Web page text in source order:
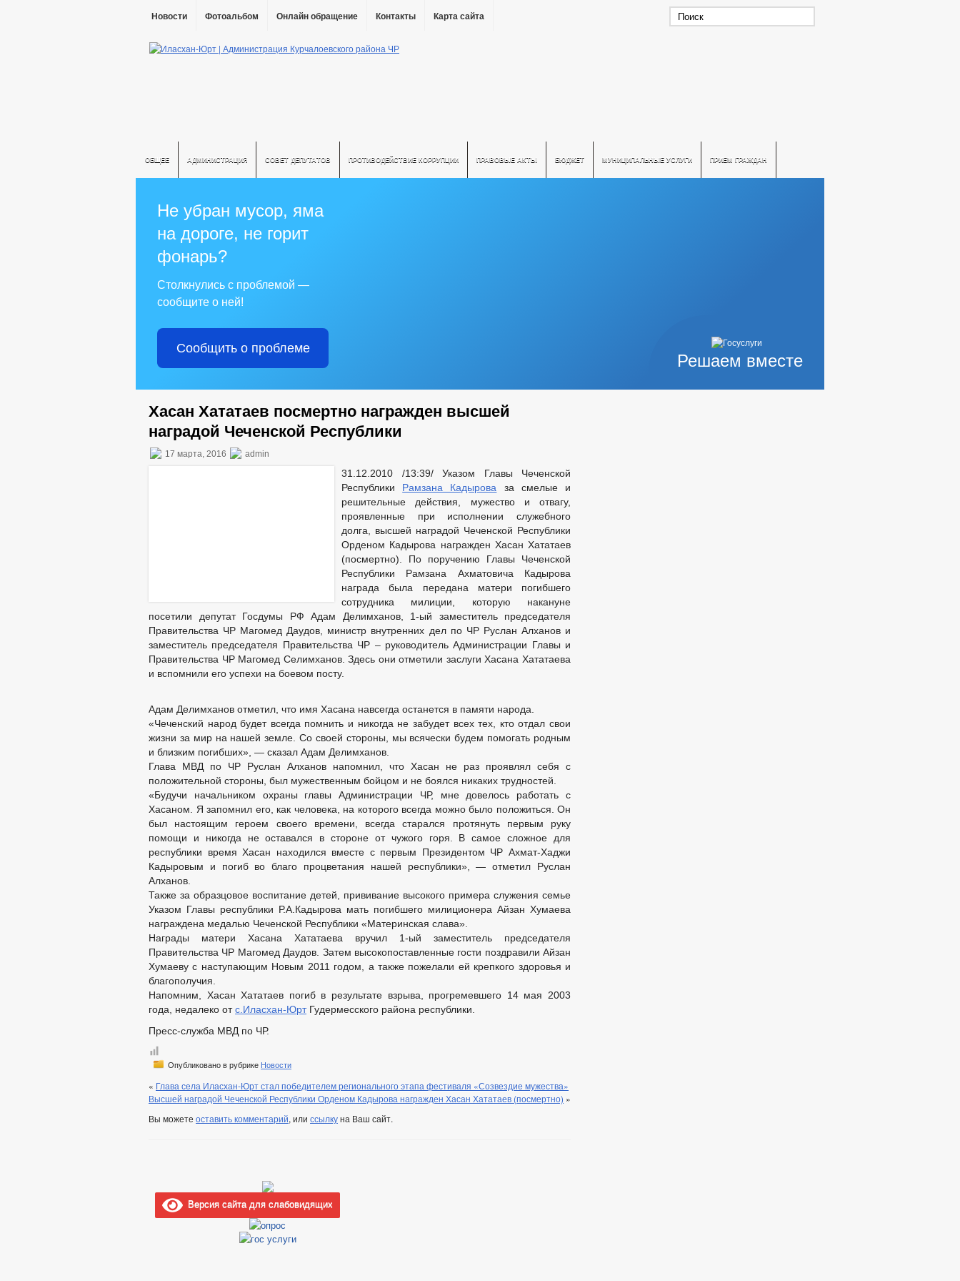
Новости Фотоальбом Онлайн обращение Контакты Карта сайта
ОБЩЕЕ АДМИНИСТРАЦИЯ СОВЕТ ДЕПУТАТОВ ПРОТИВОДЕЙСТВИЕ КОРРУПЦИИ ПРАВОВЫЕ АКТЫ БЮДЖЕТ МУНИЦИПАЛЬНЫЕ УСЛУГИ ПРИЕМ ГРАЖДАН
Решаем вместе
Не убран мусор, яма
на дороге, не горит
фонарь?
Столкнулись с проблемой —
сообщите о ней!
Сообщить о проблеме
Хасан Хататаев посмертно награжден высшей
наградой Чеченской Республики
17 марта, 2016 admin
31.12.2010 /13:39/ Указом Главы Чеченской
Республики Рамзана Кадырова за смелые и
решительные действия, мужество и отвагу,
проявленные при исполнении служебного
долга, высшей наградой Чеченской Республики
Орденом Кадырова награжден Хасан Хататаев
(посмертно). По поручению Главы Чеченской
Республики Рамзана Ахматовича Кадырова
награда была передана матери погибшего
сотрудника милиции, которую накануне
посетили депутат Госдумы РФ Адам Делимханов, 1-ый заместитель председателя
Правительства ЧР Магомед Даудов, министр внутренних дел по ЧР Руслан Алханов и
заместитель председателя Правительства ЧР – руководитель Администрации Главы и
Правительства ЧР Магомед Селимханов. Здесь они отметили заслуги Хасана Хататаева
и вспомнили его успехи на боевом посту.
Адам Делимханов отметил, что имя Хасана навсегда останется в памяти народа.
«Чеченский народ будет всегда помнить и никогда не забудет всех тех, кто отдал свои
жизни за мир на нашей земле. Со своей стороны, мы всячески будем помогать родным
и близким погибших», — сказал Адам Делимханов.
Глава МВД по ЧР Руслан Алханов напомнил, что Хасан не раз проявлял себя с
положительной стороны, был мужественным бойцом и не боялся никаких трудностей.
«Будучи начальником охраны главы Администрации ЧР, мне довелось работать с
Хасаном. Я запомнил его, как человека, на которого всегда можно было положиться. Он
был настоящим героем своего времени, всегда старался протянуть первым руку
помощи и никогда не оставался в стороне от чужого горя. В самое сложное для
республики время Хасан находился вместе с первым Президентом ЧР Ахмат-Хаджи
Кадыровым и погиб во благо процветания нашей республики», — отметил Руслан
Алханов.
Также за образцовое воспитание детей, прививание высокого примера служения семье
Указом Главы республики Р.А.Кадырова мать погибшего милиционера Айзан Хумаева
награждена медалью Чеченской Республики «Материнская слава».
Награды матери Хасана Хататаева вручил 1-ый заместитель председателя
Правительства ЧР Магомед Даудов. Затем высокопоставленные гости поздравили Айзан
Хумаеву с наступающим Новым 2011 годом, а также пожелали ей крепкого здоровья и
благополучия.
Напомним, Хасан Хататаев погиб в результате взрыва, прогремевшего 14 мая 2003
года, недалеко отс.Иласхан-ЮртГудермесского района республики.
Пресс-служба МВД по ЧР.
Опубликовано в рубрике Новости
« Глава села Иласхан-Юрт стал победителем регионального этапа фестиваля «Созвездие мужества»
Высшей наградой Чеченской Республики Орденом Кадырова награжден Хасан Хататаев (посмертно) »
Вы можете оставить комментарий, или ссылкуна Ваш сайт.
Версия сайта для слабовидящих